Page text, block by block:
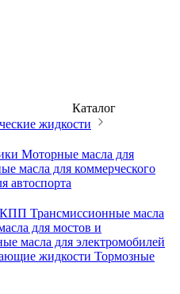
Каталог
жидкости
Моторные масла для
масла для коммерческого
автоспорта
Трансмиссионные масла
для мостов и
масла для электромобилей
жидкости Тормозные